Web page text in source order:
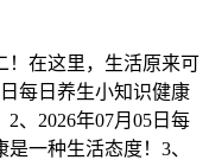
！在这里，生活原来可
每日养生小知识健康
、2026年07月05日每
一种生活态度！3、